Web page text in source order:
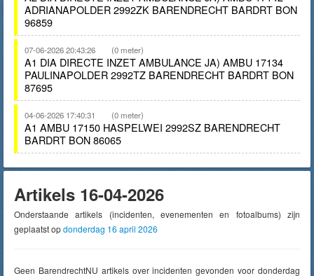
ADRIANAPOLDER 2992ZK BARENDRECHT BARDRT BON
96859
07-06-2026 20:43:26 (0 meter)
A1 DIA DIRECTE INZET AMBULANCE JA) AMBU 17134
PAULINAPOLDER 2992TZ BARENDRECHT BARDRT BON
87695
04-06-2026 17:40:31 (0 meter)
A1 AMBU 17150 HASPELWEI 2992SZ BARENDRECHT
BARDRT BON 86065
Artikels 16-04-2026
Onderstaande artikels (incidenten, evenementen en fotoalbums) zijn
geplaatst opdonderdag 16 april 2026
Geen BarendrechtNU artikels over incidenten gevonden voor donderdag